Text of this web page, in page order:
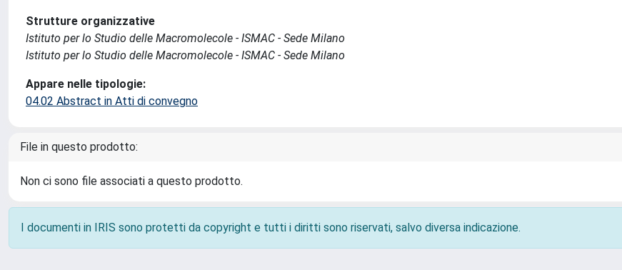
Strutture organizzative
Istituto per lo Studio delle Macromolecole - ISMAC - Sede Milano
Istituto per lo Studio delle Macromolecole - ISMAC - Sede Milano
Appare nelle tipologie:
04.02 Abstract in Atti di convegno
File in questo prodotto:
Non ci sono file associati a questo prodotto.
I documenti in IRIS sono protetti da copyright e tutti i diritti sono riservati, salvo diversa indicazione.